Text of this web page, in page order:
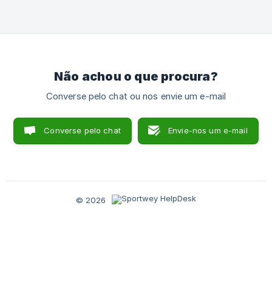
Não achou o que procura?
Converse pelo chat ou nos envie um e-mail
Converse pelo chat Envie-nos um e-mail
© 2026